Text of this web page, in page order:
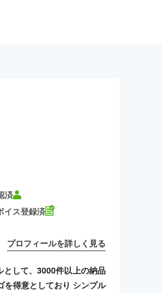
済
イス登録済
プロフィールを詳しく見る
して、3000件以上の納品
を得意としており シンプル